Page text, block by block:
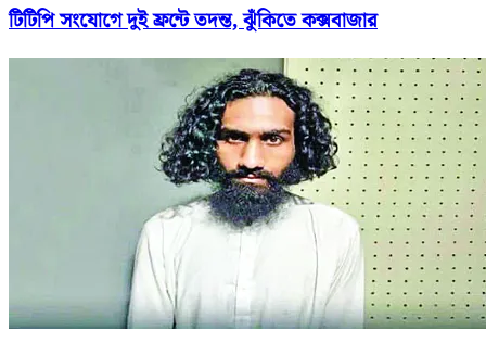
টিটিপি সংযোগে দুই ফ্রন্টে তদন্ত, ঝুঁকিতে কক্সবাজার